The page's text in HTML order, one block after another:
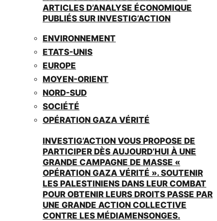
ARTICLES D’ANALYSE ÉCONOMIQUE
PUBLIÉS SUR INVESTIG’ACTION
ENVIRONNEMENT
ETATS-UNIS
EUROPE
MOYEN-ORIENT
NORD-SUD
SOCIÉTÉ
OPÉRATION GAZA VÉRITÉ
INVESTIG’ACTION VOUS PROPOSE DE
PARTICIPER DÈS AUJOURD’HUI À UNE
GRANDE CAMPAGNE DE MASSE «
OPÉRATION GAZA VÉRITÉ ». SOUTENIR
LES PALESTINIENS DANS LEUR COMBAT
POUR OBTENIR LEURS DROITS PASSE PAR
UNE GRANDE ACTION COLLECTIVE
CONTRE LES MÉDIAMENSONGES.